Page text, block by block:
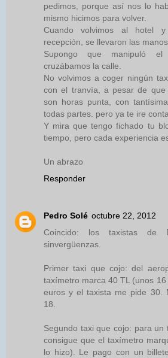
pedimos, porque así nos lo
mismo hicimos para volver.
Cuando volvimos al hotel
recepción, se llevaron las
Supongo que manipuló el
cruzábamos la calle.
No volvimos a coger ningún
con el tranvía, a pesar de
son horas punta, con
todas partes. pero ya te ire
Y mira que tengo fichado tu
tiempo, pero cada experiencia
Un abrazo
Responder
Pedro Solé octubre 22, 2012
Coincido: los taxistas de
sinvergüenzas.
Primer taxi que cojo: del
taxímetro marca 40 TL (unos
euros y el taxista me pide 30.
18.
Segundo taxi que cojo: para un
consigue que el taxímetro
lo hizo). Le pago con un